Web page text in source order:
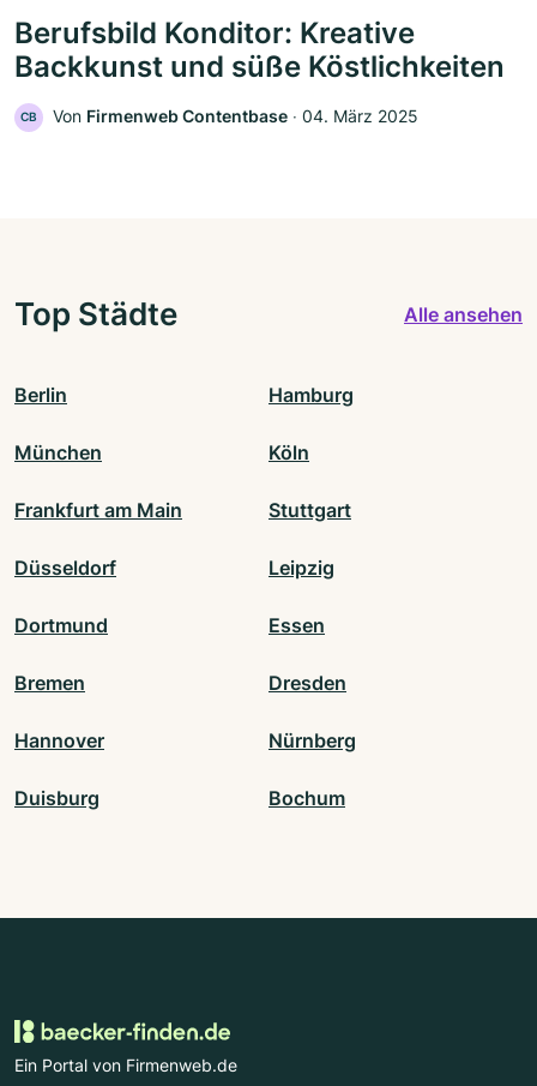
Berufsbild Konditor: Kreative
Backkunst und süße Köstlichkeiten
CB Von Firmenweb Contentbase ‧ 04. März 2025
Top Städte Alle ansehen
Berlin Hamburg
München Köln
Frankfurt am Main Stuttgart
Düsseldorf Leipzig
Dortmund Essen
Bremen Dresden
Hannover Nürnberg
Duisburg Bochum
Ein Portal von Firmenweb.de